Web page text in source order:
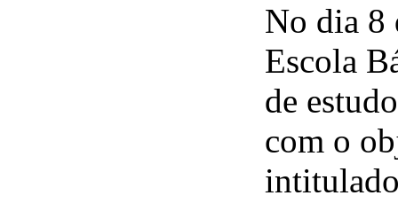
No dia 8
Escola
de
com o